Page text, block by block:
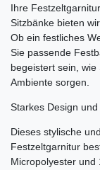
Ihre
Sitzbänke bieten
Ob ein festliches
Sie passende
begeistert sein,
Ambiente sorgen.
Starkes Design
Dieses stylische
Festzeltgarnitur
Micropolyester und